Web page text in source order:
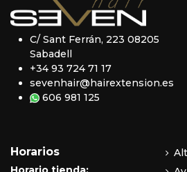
C/ Sant Ferrán, 223 08205
Sabadell
+34 93 724 71 17
sevenhair@hairextension.es
606 981 125
Horarios